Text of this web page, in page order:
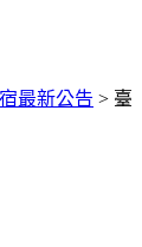
最新公告 > 臺